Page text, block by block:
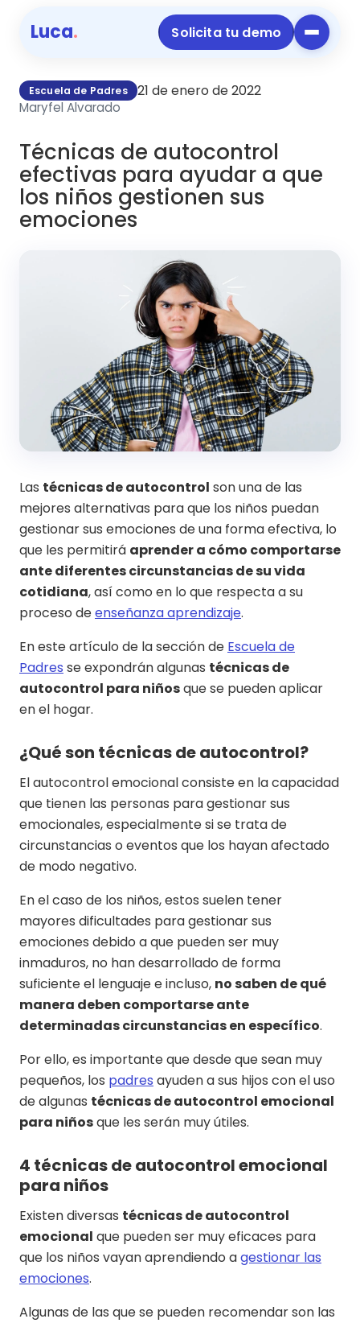
Luca. Solicita tu demo
Escuela de Padres 21 de enero de 2022
Maryfel Alvarado
Técnicas de autocontrol
efectivas para ayudar a que
los niños gestionen sus
emociones
Las técnicas de autocontrol son una de las
mejores alternativas para que los niños puedan
gestionar sus emociones de una forma efectiva, lo
que les permitirá aprender a cómo comportarse
ante diferentes circunstancias de su vida
cotidiana, así como en lo que respecta a su
proceso deenseñanza aprendizaje.
En este artículo de la sección de Escuela de
Padres se expondrán algunas técnicas de
autocontrol para niñosque se pueden aplicar
en el hogar.
¿Qué son técnicas de autocontrol?
El autocontrol emocional consiste en la capacidad
que tienen las personas para gestionar sus
emocionales, especialmente si se trata de
circunstancias o eventos que los hayan afectado
de modo negativo.
En el caso de los niños, estos suelen tener
mayores dificultades para gestionar sus
emociones debido a que pueden ser muy
inmaduros, no han desarrollado de forma
suficiente el lenguaje e incluso, no saben de qué
manera deben comportarse ante
determinadas circunstancias en específico.
Por ello, es importante que desde que sean muy
pequeños, los padres ayuden a sus hijos con el uso
de algunas técnicas de autocontrol emocional
para niñosque les serán muy útiles.
4 técnicas de autocontrol emocional
para niños
Existen diversas técnicas de autocontrol
emocional que pueden ser muy eficaces para
que los niños vayan aprendiendo agestionar las
emociones.
Algunas de las que se pueden recomendar son las